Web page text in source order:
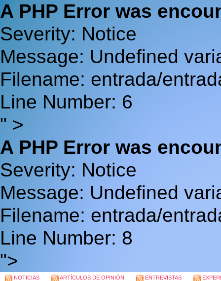
A PHP Error was
Severity: Notice
Message: Undefined
Filename: entrada/
Line Number: 6
" >
A PHP Error was
Severity: Notice
Message: Undefined
Filename: entrada/
Line Number: 8
">
NOTICIAS ARTÍCULOS DE OPINIÓN ENTREVISTAS